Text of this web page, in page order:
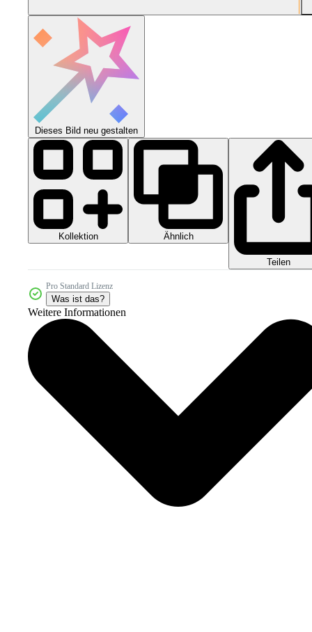
Dieses Bild neu gestalten
Kollektion Ähnlich
Teilen
Pro Standard Lizenz
Was ist das?
Weitere Informationen